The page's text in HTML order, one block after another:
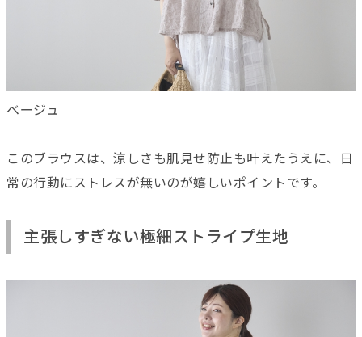
ベージュ
このブラウスは、涼しさも肌見せ防止も叶えたうえに、日
常の行動にストレスが無いのが嬉しいポイントです。
主張しすぎない極細ストライプ生地